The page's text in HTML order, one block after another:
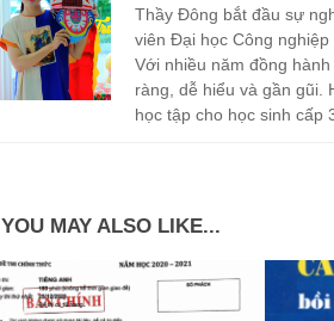
Thầy Đông bắt đầu sự
viên Đại học Công
Với nhiều năm đồng
ràng, dễ hiểu và gần gũi.
học tập cho học sinh cấp
YOU MAY ALSO LIKE...